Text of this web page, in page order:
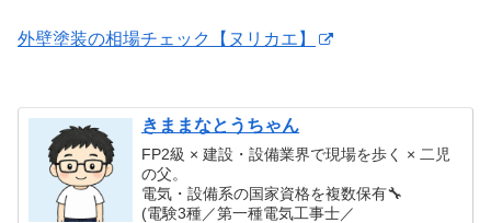
外壁塗装の相場チェック【ヌリカエ】
きままなとうちゃん
FP2級 × 建設・設備業界で現場を歩く × 二児
の父。
電気・設備系の国家資格を複数保有🔧
(電験3種／第一種電気工事士／